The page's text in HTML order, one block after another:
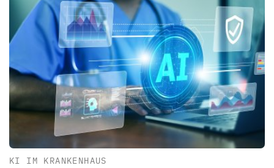
KI IM KRANKENHAUS